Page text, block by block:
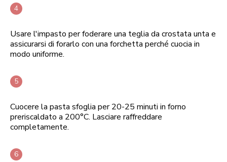
Usare l'impasto per foderare una teglia da crostata unta e
assicurarsi di forarlo con una forchetta perché cuocia in
modo uniforme.
Cuocere la pasta sfoglia per 20-25 minuti in forno
preriscaldato a 200°C. Lasciare raffreddare
completamente.